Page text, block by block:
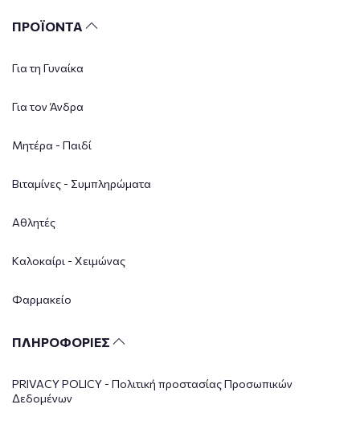
ΠΡΟΪΟΝΤΑ
Για τη Γυναίκα
Για τον Άνδρα
Μητέρα - Παιδί
Βιταμίνες - Συμπληρώματα
Αθλητές
Καλοκαίρι - Χειμώνας
Φαρμακείο
ΠΛΗΡΟΦΟΡΙΕΣ
PRIVACY POLICY - Πολιτική προστασίας Προσωπικών
Δεδομένων